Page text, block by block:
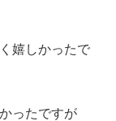
嬉しかったで
ったですが